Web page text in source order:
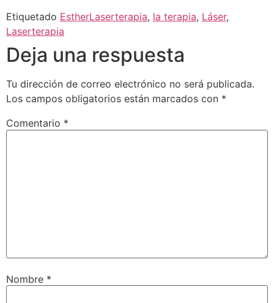
Etiquetado EstherLaserterapia, la terapia, Láser,
Laserterapia
Deja una respuesta
Tu dirección de correo electrónico no será publicada.
Los campos obligatorios están marcados con *
Comentario *
Nombre *